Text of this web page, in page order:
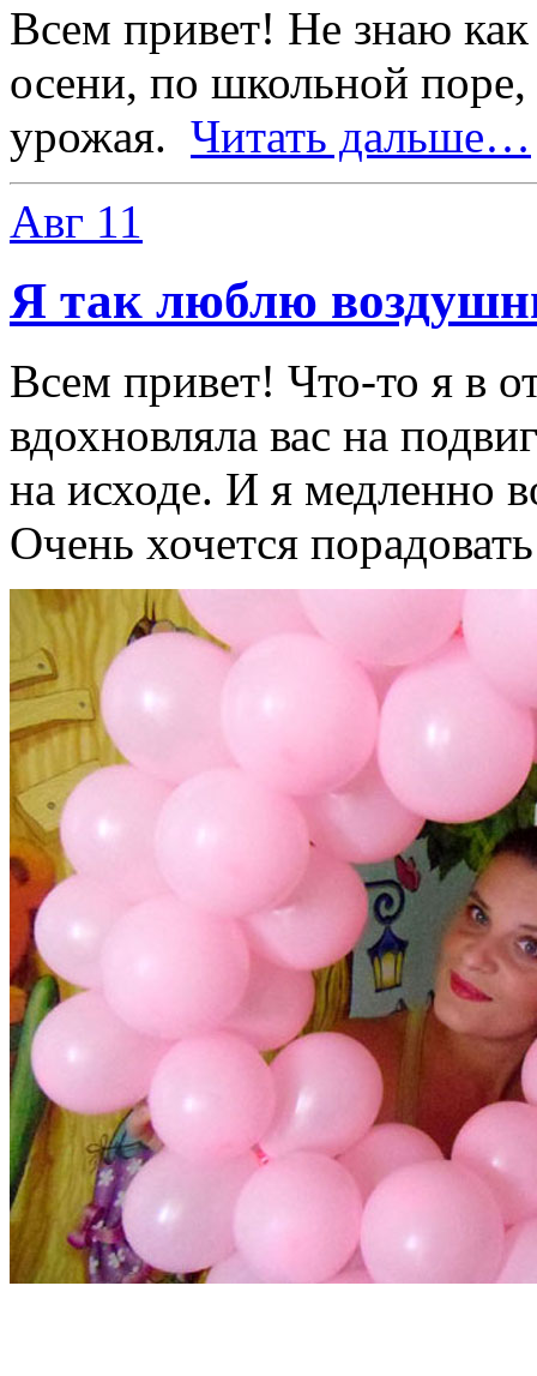
Всем привет! Не знаю
осени, по школьной
урожая. Читать дальше…
Авг 11
Я так люблю
Всем привет! Что-то я в
вдохновляла вас на
на исходе. И я медленно
Очень хочется